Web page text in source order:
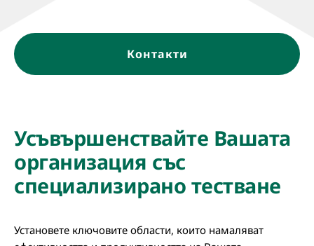
Контакти
Усъвършенствайте Вашата
организация със
специализирано тестване
Установете ключовите области, които намаляват